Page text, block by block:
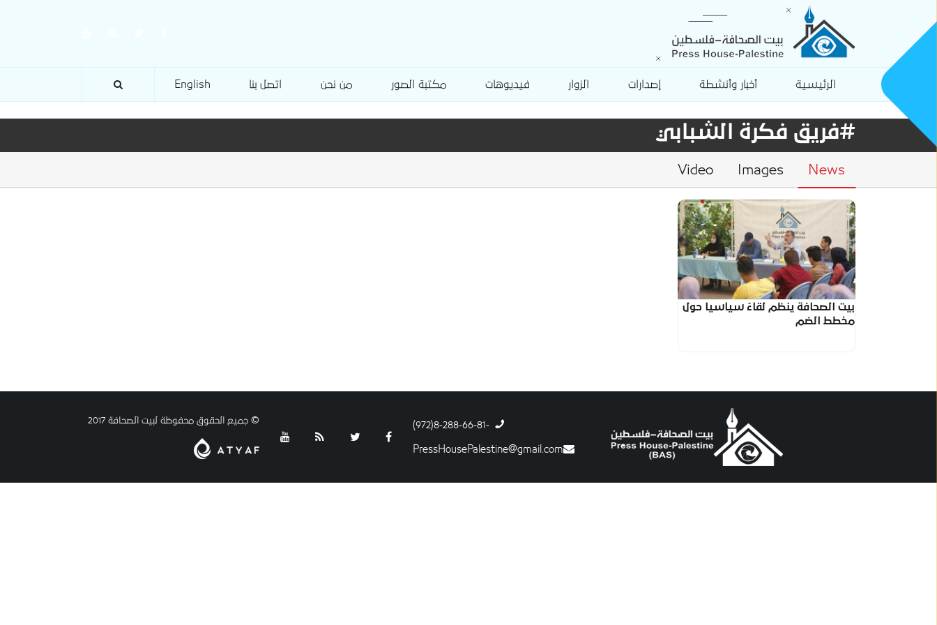
الرئيسية أخبار وأنشطة إصدارات الزوار فيديوهات مكتبة الصور من نحن اتصل بنا English
#فريق فكرة الشبابي
News
Images
Video
بيت الصحافة ينظم لقاءً سياسيا حول
مخطط الضم
-8-288-66-81(972)
PressHousePalestine@gmail.com
© جميع الحقوق محفوظة لبيت الصحافة 2017